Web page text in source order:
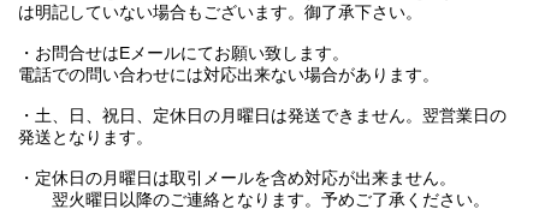
は明記していない場合もございます。御了承下さい。
・お問合せはEメールにてお願い致します。
電話での問い合わせには対応出来ない場合があります。
・土、日、祝日、定休日の月曜日は発送できません。翌営業日の
発送となります。
・定休日の月曜日は取引メールを含め対応が出来ません。
翌火曜日以降のご連絡となります。予めご了承ください。